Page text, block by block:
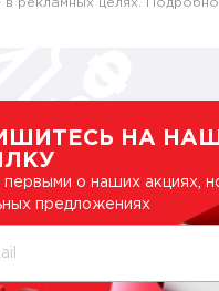
НА
первыми о наших акциях,
предложениях